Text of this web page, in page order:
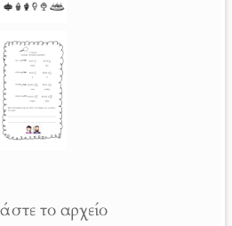
το αρχείο